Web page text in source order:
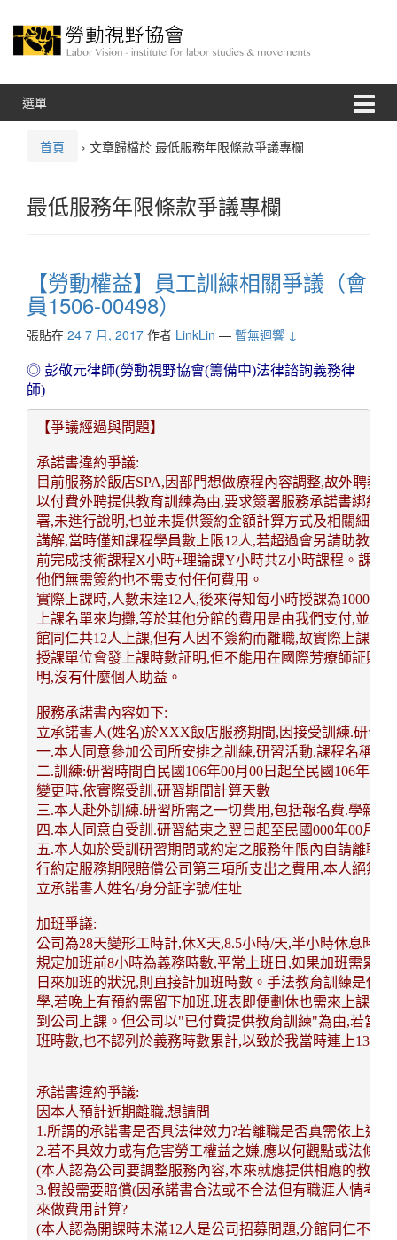
選單
首頁 › 文章歸檔於 最低服務年限條款爭議專欄
最低服務年限條款爭議專欄
【勞動權益】員工訓練相關爭議（會
員1506-00498）
張貼在 24 7 月, 2017 作者 LinkLin — 暫無迴響 ↓
◎ 彭敬元律師(勞動視野協會(籌備中)法律諮詢義務律
師)
【爭議經過與問題】
承諾書違約爭議:
目前服務於飯店SPA,因部門想做療程內容調整,故外聘教
以付費外聘提供教育訓練為由,要求簽署服務承諾書綁約2
署,未進行說明,也並未提供簽約金額計算方式及相關細節
講解,當時僅知課程學員數上限12人,若超過會另請助教,截
前完成技術課程X小時+理論課Y小時共Z小時課程。課程
他們無需簽約也不需支付任何費用。
實際上課時,人數未達12人,後來得知每小時授課為1000多
上課名單來均攤,等於其他分館的費用是由我們支付,並不
館同仁共12人上課,但有人因不簽約而離職,故實際上課未
授課單位會發上課時數証明,但不能用在國際芳療師証照
明,沒有什麼個人助益。
服務承諾書內容如下:
立承諾書人(姓名)於XXX飯店服務期間,因接受訓練.研習,
一.本人同意參加公司所安排之訓練,研習活動.課程名稱
二.訓練:研習時間自民國106年00月00日起至民國106年00
變更時,依實際受訓,研習期間計算天數
三.本人赴外訓練.研習所需之一切費用,包括報名費.學雜費
四.本人同意自受訓.研習結束之翌日起至民國000年00月
五.本人如於受訓研習期間或約定之服務年限內自請離職
行約定服務期限賠償公司第三項所支出之費用,本人絕無異
立承諾書人姓名/身分証字號/住址
加班爭議:
公司為28天變形工時計,休X天,8.5小時/天,半小時休息時
規定加班前8小時為義務時數,平常上班日,如果加班需累
日來加班的狀況,則直接計加班時數。手法教育訓練是使
學,若晚上有預約需留下加班,班表即便劃休也需來上課,之
到公司上課。但公司以"已付費提供教育訓練"為由,若當
班時數,也不認列於義務時數累計,以致於我當時連上13天
承諾書違約爭議:
因本人預計近期離職,想請問
1.所謂的承諾書是否具法律效力?若離職是否真需依上述內
2.若不具效力或有危害勞工權益之嫌,應以何觀點或法條力
(本人認為公司要調整服務內容,本來就應提供相應的教育
3.假設需要賠償(因承諾書合法或不合法但有職涯人情考
來做費用計算?
(本人認為開課時未滿12人是公司招募問題,分館同仁不需